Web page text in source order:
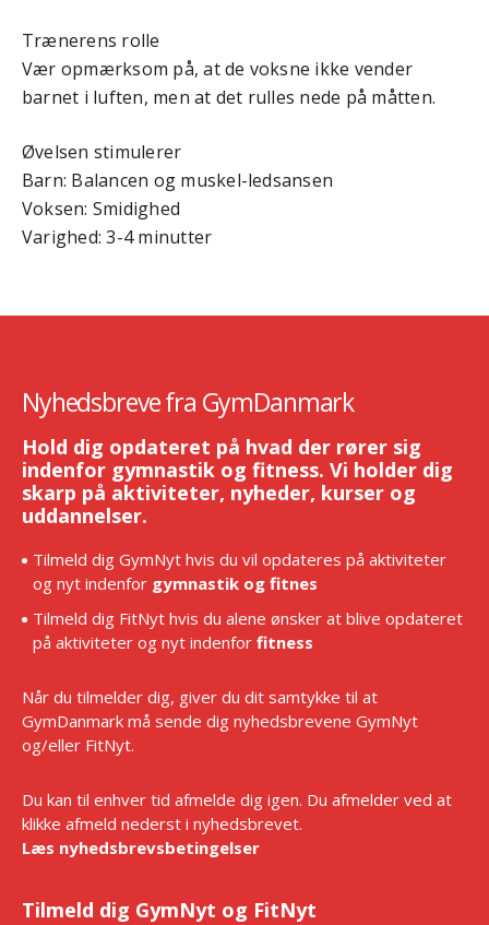
Trænerens rolle
Vær opmærksom på, at de voksne ikke vender
barnet i luften, men at det rulles nede på måtten.
Øvelsen stimulerer
Barn: Balancen og muskel-ledsansen
Voksen: Smidighed
Varighed: 3-4 minutter
Nyhedsbreve fra GymDanmark
Hold dig opdateret på hvad der rører sig
indenfor gymnastik og fitness. Vi holder dig
skarp på aktiviteter, nyheder, kurser og
uddannelser.
Tilmeld dig GymNyt hvis du vil opdateres på aktiviteter
og nyt indenfor gymnastik og fitnes
Tilmeld dig FitNyt hvis du alene ønsker at blive opdateret
på aktiviteter og nyt indenfor fitness
Når du tilmelder dig, giver du dit samtykke til at
GymDanmark må sende dig nyhedsbrevene GymNyt
og/eller FitNyt.
Du kan til enhver tid afmelde dig igen. Du afmelder ved at
klikke afmeld nederst i nyhedsbrevet.
Læs nyhedsbrevsbetingelser
Tilmeld dig GymNyt og FitNyt